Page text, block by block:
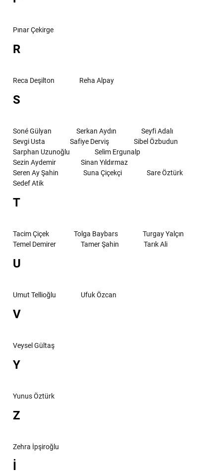
Pınar Çekirge
R
Reca Deşilton Reha Alpay
S
Soné Gülyan Serkan Aydın
Seyfi Adalı
Sevgi Usta
Safiye Derviş
Sibel Özbudun
Sarphan Uzunoğlu
Selim Ergunalp
Sezin Aydemir
Sinan Yıldırmaz
Seren Ay Şahin
Suna Çiçekçi
Sare Öztürk
Sedef Atik
T
Tacim Çiçek Tolga Baybars
Turgay Yalçın
Temel Demirer
Tamer Şahin Tarık Ali
U
Umut Tellioğlu Ufuk Özcan
V
Veysel Gültaş
Y
Yunus Öztürk
Z
Zehra İpşiroğlu
İ